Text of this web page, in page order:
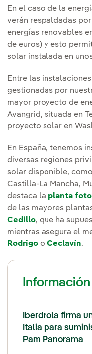
En el caso de la
verán respaldadas por
energías renovables
de euros) y esto
solar instalada en
Entre las
gestionadas por
mayor proyecto de
Avangrid, situada en
proyecto solar en
En España, tenemos
diversas regiones
solar disponible,
Castilla-La Mancha,
destaca la planta
de las mayores
Cedillo, que ha
mientras asegura el
Rodrigo o Ceclavín.
Iberdrola firma
Italia para
Pam Panorama